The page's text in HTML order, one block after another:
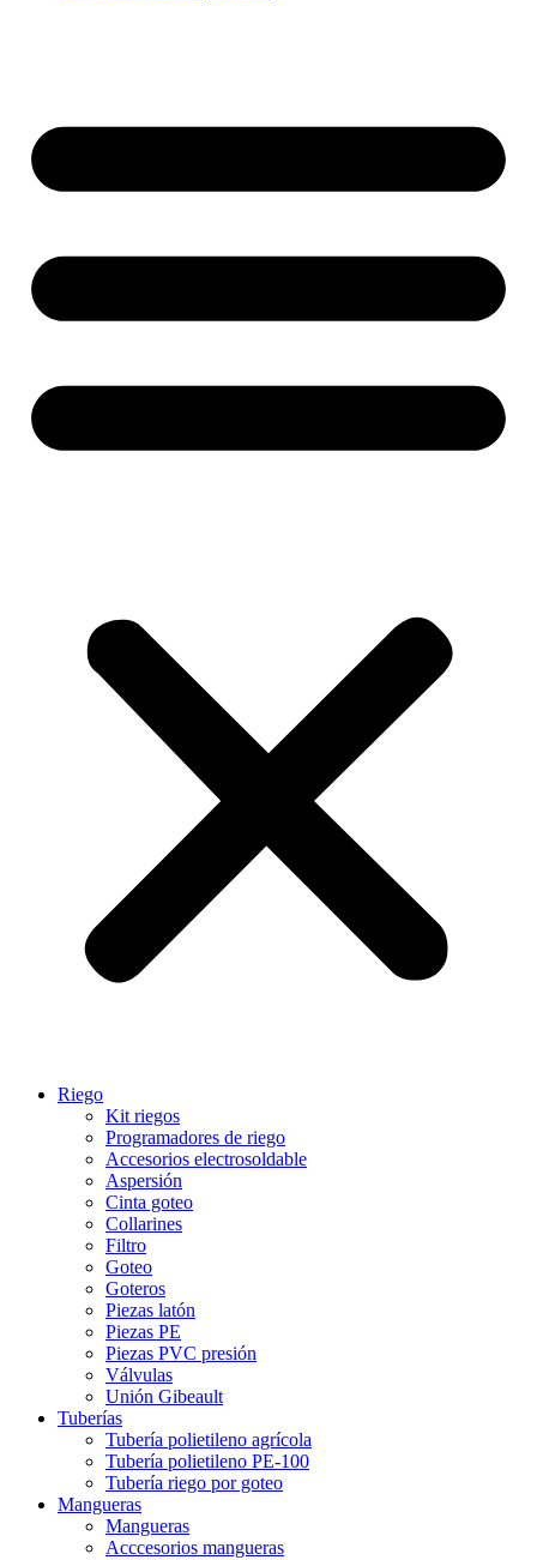
Riego
Kit riegos
Programadores de riego
Accesorios electrosoldable
Aspersión
Cinta goteo
Collarines
Filtro
Goteo
Goteros
Piezas latón
Piezas PE
Piezas PVC presión
Válvulas
Unión Gibeault
Tuberías
Tubería polietileno agrícola
Tubería polietileno PE-100
Tubería riego por goteo
Mangueras
Mangueras
Acccesorios mangueras